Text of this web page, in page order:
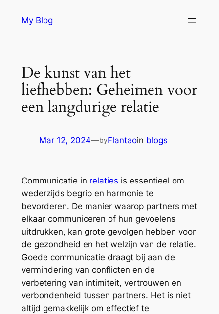
My Blog
De kunst van het
liefhebben: Geheimen voor
een langdurige relatie
Mar 12, 2024—byFlantaoin blogs
Communicatie in relaties is essentieel om
wederzijds begrip en harmonie te
bevorderen. De manier waarop partners met
elkaar communiceren of hun gevoelens
uitdrukken, kan grote gevolgen hebben voor
de gezondheid en het welzijn van de relatie.
Goede communicatie draagt bij aan de
vermindering van conflicten en de
verbetering van intimiteit, vertrouwen en
verbondenheid tussen partners. Het is niet
altijd gemakkelijk om effectief te